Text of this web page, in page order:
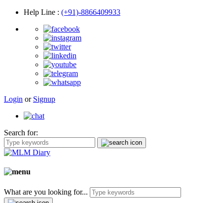
Help Line : (+91)-8866409933
Login or Signup
Search for:
What are you looking for...